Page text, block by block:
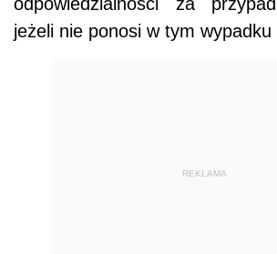
jeżeli nie ponosi w tym wypadku
REKLAMA